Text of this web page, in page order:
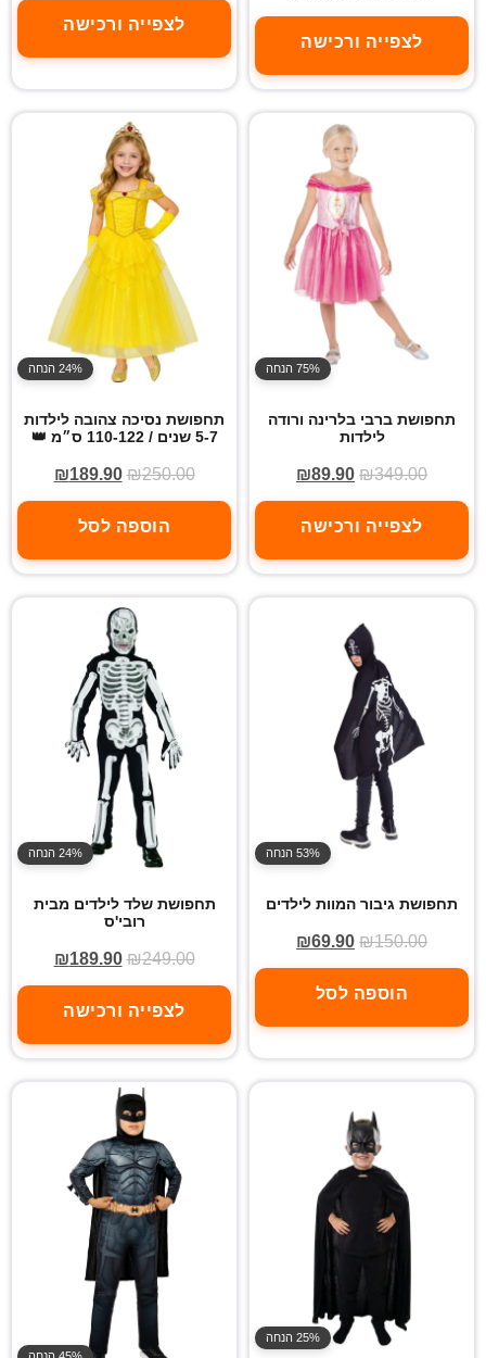
לצפייה ורכישה
לצפייה ורכישה
75% הנחה
תחפושת ברבי בלרינה ורודה
לילדות
₪349.00
₪89.90
לצפייה ורכישה
24% הנחה
תחפושת נסיכה צהובה לילדות
5-7 שנים / 110-122 ס״מ 👑
₪250.00
₪189.90
הוספה לסל
53% הנחה
תחפושת גיבור המוות לילדים
₪150.00
₪69.90
הוספה לסל
24% הנחה
תחפושת שלד לילדים מבית
רובי'ס
₪249.00
₪189.90
לצפייה ורכישה
25% הנחה